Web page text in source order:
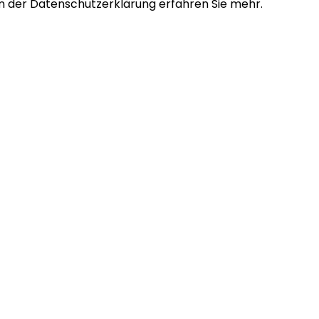
der Datenschutzerklärung erfahren Sie mehr.